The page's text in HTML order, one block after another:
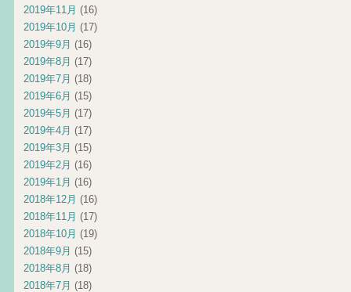
2019年11月 (16)
2019年10月 (17)
2019年9月 (16)
2019年8月 (17)
2019年7月 (18)
2019年6月 (15)
2019年5月 (17)
2019年4月 (17)
2019年3月 (15)
2019年2月 (16)
2019年1月 (16)
2018年12月 (16)
2018年11月 (17)
2018年10月 (19)
2018年9月 (15)
2018年8月 (18)
2018年7月 (18)